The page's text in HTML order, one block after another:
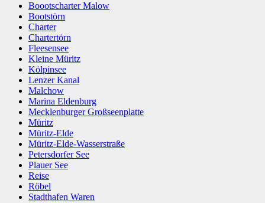
Boootscharter Malow
Bootstörn
Charter
Chartertörn
Fleesensee
Kleine Müritz
Kölpinsee
Lenzer Kanal
Malchow
Marina Eldenburg
Mecklenburger Großseenplatte
Müritz
Müritz-Elde
Müritz-Elde-Wasserstraße
Petersdorfer See
Plauer See
Reise
Röbel
Stadthafen Waren